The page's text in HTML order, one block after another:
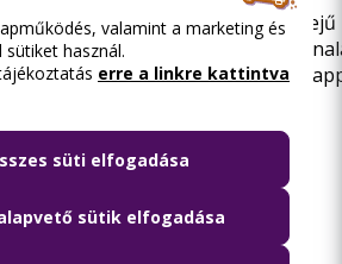
amely többek között valós idejű
számolja ki az optimális
bérletét is megvásárolhatja az
valamint a marketing és
használ.
erre a linkre kattintva
süti elfogadása
sütik elfogadása